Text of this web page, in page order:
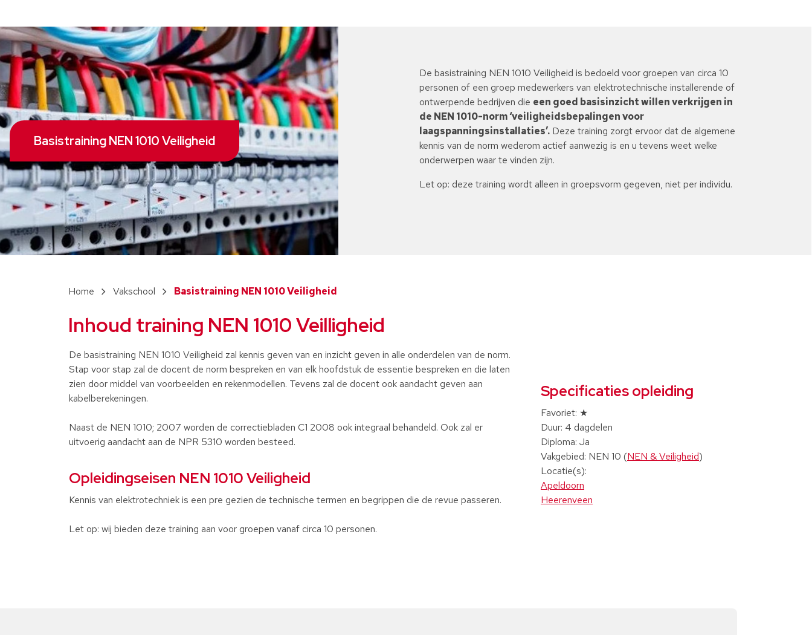
Basistraining NEN 1010 Veiligheid
De basistraining NEN 1010 Veiligheid is bedoeld voor groepen van circa 10
personen of een groep medewerkers van elektrotechnische installerende of
ontwerpende bedrijven die een goed basisinzicht willen verkrijgen in
de NEN 1010-norm ‘veiligheidsbepalingen voor
laagspanningsinstallaties’. Deze training zorgt ervoor dat de algemene
kennis van de norm wederom actief aanwezig is en u tevens weet welke
onderwerpen waar te vinden zijn.
Let op: deze training wordt alleen in groepsvorm gegeven, niet per individu.
Vakschool Basistraining NEN 1010 Veiligheid
Inhoud training NEN 1010 Veilligheid
De basistraining NEN 1010 Veiligheid zal kennis geven van en inzicht geven in alle onderdelen van de norm.
Stap voor stap zal de docent de norm bespreken en van elk hoofdstuk de essentie bespreken en die laten
zien door middel van voorbeelden en rekenmodellen. Tevens zal de docent ook aandacht geven aan
kabelberekeningen.
Naast de NEN 1010; 2007 worden de correctiebladen C1 2008 ook integraal behandeld. Ook zal er
uitvoerig aandacht aan de NPR 5310 worden besteed.
Opleidingseisen NEN 1010 Veiligheid
Kennis van elektrotechniek is een pre gezien de technische termen en begrippen die de revue passeren.
Let op: wij bieden deze training aan voor groepen vanaf circa 10 personen.
Specificaties opleiding
Favoriet: ★
Duur: 4 dagdelen
Diploma: Ja
Vakgebied: NEN 10 (NEN & Veiligheid)
Locatie(s):
Apeldoorn
Heerenveen